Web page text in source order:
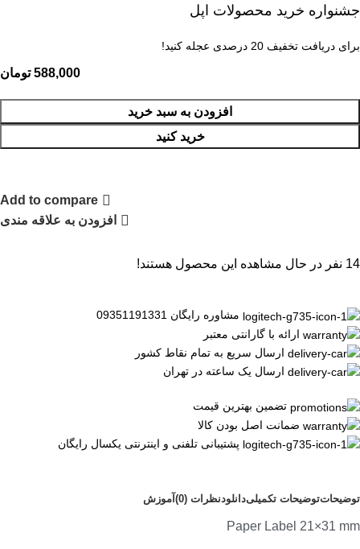
جشنواره خرید محصولات اپل
برای دریافت تخفیف 20 درصدی عجله کنید!
588,000 تومان
افزودن به سبد خرید
خرید کنید
Add to compare
افزودن به علاقه مندی
14 نفر در حال مشاهده این محصول هستند!
مشاوره رایگان 09351191331
ارائه با گارانتی معتبر
ارسال سریع به تمام نقاط کشور
ارسال یک ساعته در تهران
تضمین بهترین قیمت
ضمانت اصل بودن کالا
پشتیبانی تلفنی و اینترنتی یکسال رایگان
توضیحاتتوضیحات تکمیلیدانلودنظرات (0) آموزش
Paper Label 21×31 mm